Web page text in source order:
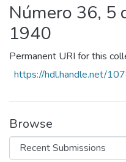
Statistics
Número 36, 5
1940
Permanent URI for this
https://hdl.handle.net/
Browse